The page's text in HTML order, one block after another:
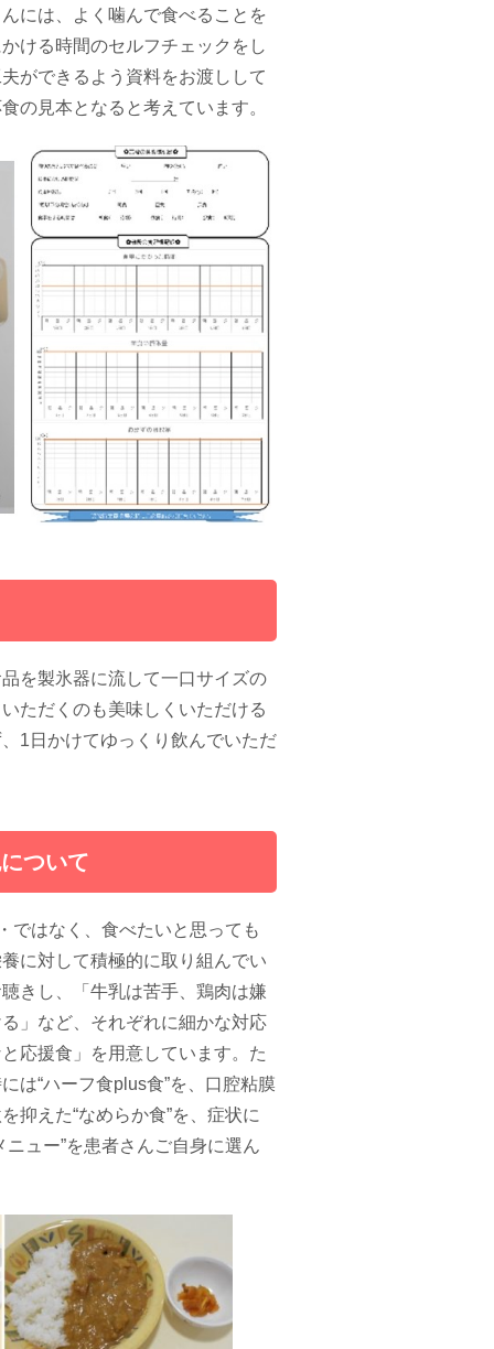
には、よく噛んで食べることを
ける時間のセルフチェックをし
ができるよう資料をお渡しして
の見本となると考えています。
を製氷器に流して一口サイズの
ただくのも美味しくいただける
1日かけてゆっくり飲んでいただ
ついて
ではなく、食べたいと思っても
に対して積極的に取り組んでい
きし、「牛乳は苦手、鶏肉は嫌
」など、それぞれに細かな対応
応援食」を用意しています。た
は“ハーフ食plus食”を、口腔粘膜
抑えた“なめらか食”を、症状に
ュー”を患者さんご自身に選ん